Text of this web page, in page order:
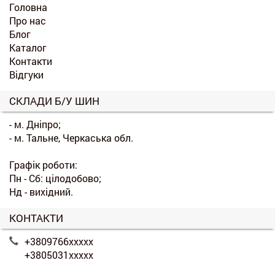
Головна
Про нас
Блог
Каталог
Контакти
Відгуки
СКЛАДИ Б/У ШИН
- м. Дніпро;
- м. Тальне, Черкаська обл.
Графік роботи:
Пн - Сб: цілодобово;
Нд - вихідний.
КОНТАКТИ
+3809766xxxxx
+3805031xxxxx